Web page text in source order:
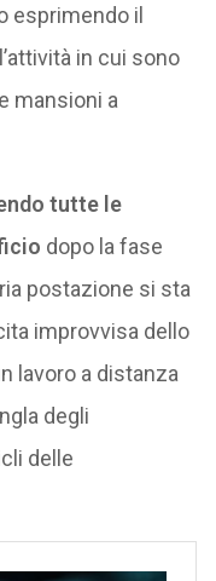
esprimendo il
in cui sono
mansioni a
tutte le
dopo la fase
postazione si sta
improvvisa dello
lavoro a distanza
degli
delle